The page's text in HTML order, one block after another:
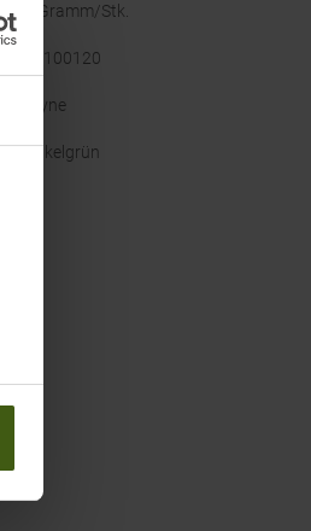
36 Gramm/Stk.
452100120
Lezyne
Dunkelgrün